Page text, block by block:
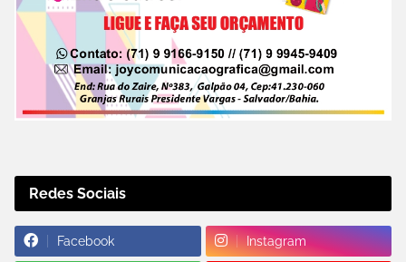
Redes Sociais
Facebook Instagram